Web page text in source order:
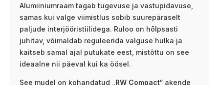
Alumiiniumraam tagab tugevuse ja vastupidavuse,
samas kui valge viimistlus sobib suurepäraselt
paljude interjööristiilidega. Ruloo on hõlpsasti
juhitav, võimaldab reguleerida valguse hulka ja
kaitseb samal ajal putukate eest, mistõttu on see
ideaalne nii päeval kui ka öösel.
See mudel on kohandatud „RW Compact“ akende